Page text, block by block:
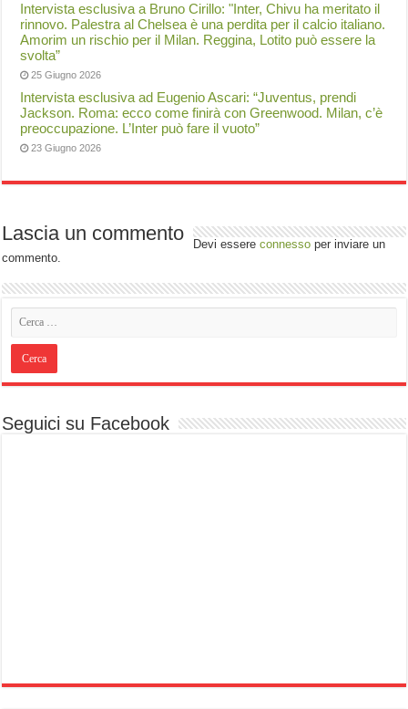
Intervista esclusiva a Bruno Cirillo: "Inter, Chivu ha meritato il
rinnovo. Palestra al Chelsea è una perdita per il calcio italiano.
Amorim un rischio per il Milan. Reggina, Lotito può essere la
svolta”
25 Giugno 2026
Intervista esclusiva ad Eugenio Ascari: “Juventus, prendi
Jackson. Roma: ecco come finirà con Greenwood. Milan, c’è
preoccupazione. L’Inter può fare il vuoto”
23 Giugno 2026
Lascia un commento Devi essereconnesso per inviare un
commento.
Seguici su Facebook